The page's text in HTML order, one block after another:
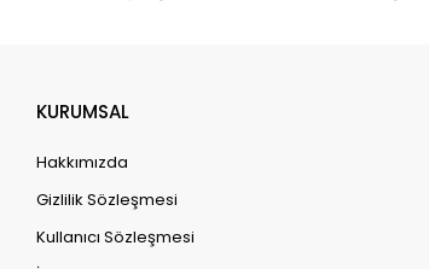
KURUMSAL
Hakkımızda
Gizlilik Sözleşmesi
Kullanıcı Sözleşmesi